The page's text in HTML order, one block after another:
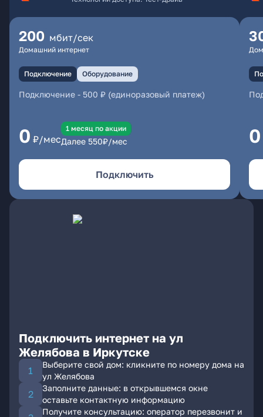
200 мбит/сек
Домашний интернет
Подключение Оборудование
Подключение - 500 ₽ (единоразовый платеж)
0 ₽/мес
1 месяц по акции
Далее 550₽/мес
Подключить
0
Подключить интернет на ул
Желябова в Иркутске
Выберите свой дом: кликните по номеру дома на
ул Желябова
Заполните данные: в открывшемся окне
оставьте контактную информацию
Получите консультацию: оператор перезвонит и